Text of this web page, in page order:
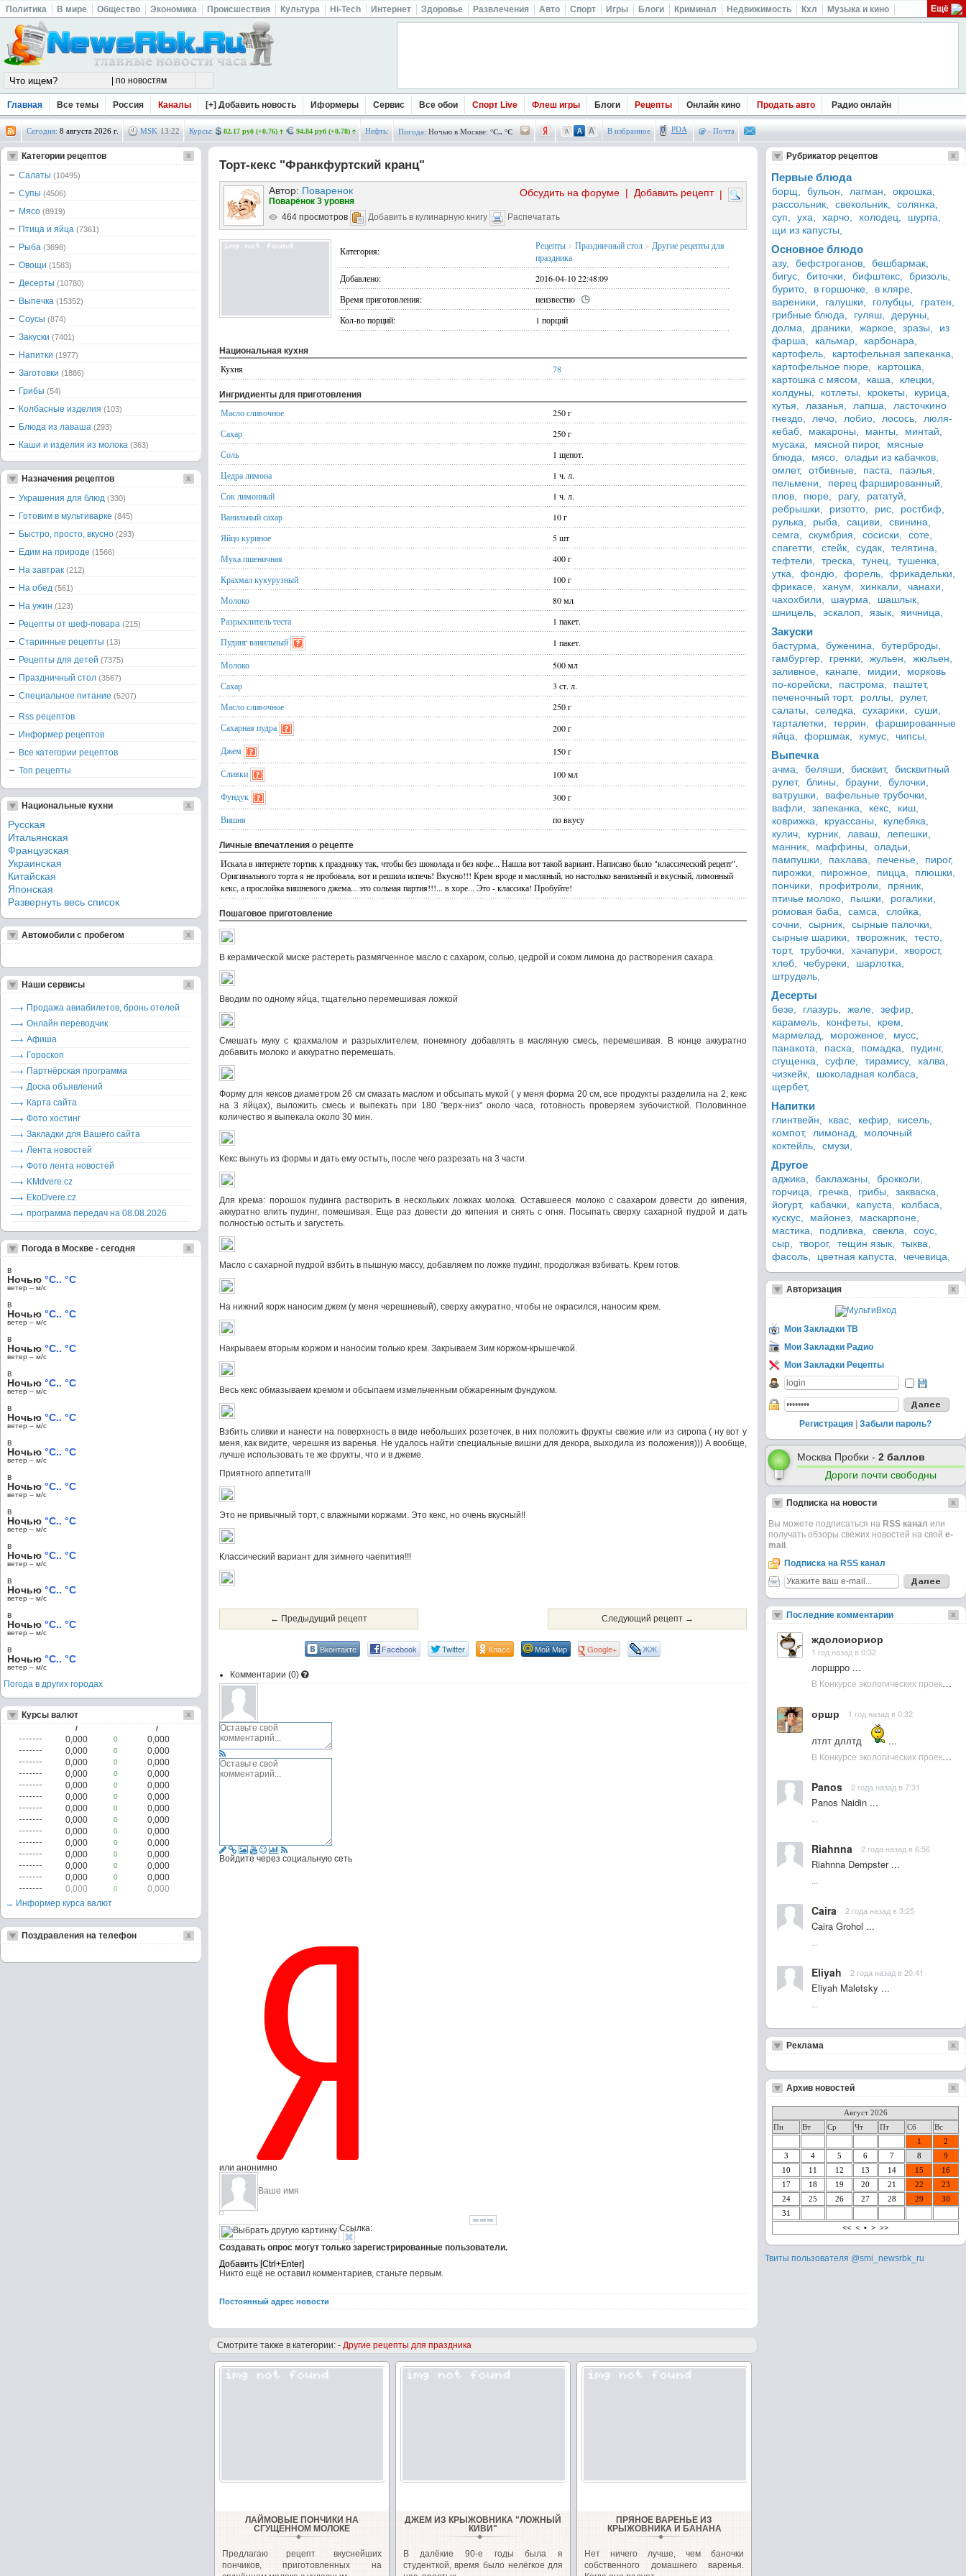
Политика В мире Общество Экономика Происшествия Культура Hi-Tech Интернет Здоровье Развлечения Авто Спорт Игры Блоги Криминал Недвижимость Кхл Музыка и кино Ещё
Главная Все темы Россия Каналы [+] Добавить новость Иформеры Сервис Все обои Спорт Live Флеш игры Блоги Рецепты Онлайн кино Продать авто Радио онлайн
Сегодня: 8 августа 2026 г. MSK 13:22 Курсы: 82.17 руб (+0.76) 94.84 руб (+0.78) Нефть: Погода: Ночью в Москве: °C.. °C В избранное PDA @ - Почта
Торт-кекс "Франкфуртский кранц"
Автор: Поваренок |
Добавить рецепт
|
Обсудить на форуме
Поварёнок 3 уровня
464 просмотров
Добавить в кулинарную книгу Распечатать
Категория: Рецепты > Праздничный стол > Другие рецепты для
праздника
Добавлено:
2016-04-10 22:48:09
Время приготовления:
неизвестно
Кол-во порций:
1 порций
Национальная кухня
Кухня 78
Ингридиенты для приготовления
Масло сливочное
250 г
Сахар
250 г
Соль
1 щепот.
Цедра лимона
1 ч. л.
Сок лимонный
1 ч. л.
Ванильный сахар
10 г
Яйцо куриное
5 шт
Мука пшеничная
400 г
Крахмал кукурузный
100 г
Молоко
80 мл
Разрыхлитель теста
1 пакет.
Пудинг ванильный
1 пакет.
Молоко
500 мл
Сахар
3 ст. л.
Масло сливочное
250 г
Сахарная пудра
200 г
Джем
150 г
Сливки
100 мл
Фундук
300 г
Вишня
по вкусу
Личные впечатления о рецепте
Искала в интернете тортик к празднику так, чтобы без шоколада и без кофе... Нашла вот такой вариант. Написано было "классический рецепт".
Оригинального торта я не пробовала, вот и решила испечь! Вкусно!!! Крем вроде и масляный, но настолько ванильный и вкусный, лимонный
кекс, а прослойка вишневого джема... это сольная партия!!!... в хоре... Это - классика! Пробуйте!
Пошаговое приготовление
В керамической миске растереть размягченное масло с сахаром, солью, цедрой и соком лимона до растворения сахара.
Вводим по одному яйца, тщательно перемешивая ложкой
Смешать муку с крахмалом и разрыхлителем, понемногу добавлять в масляную смесь, перемешивая. В конце аккуратно
добавить молоко и аккуратно перемешать.
Форму для кексов диаметром 26 см смазать маслом и обсыпать мукой ( у меня форма 20 см, все продукты разделила на 2, кекс
на 3 яйцах), выложить смесь и выпекать при 180 "верх-низ" около часа, готовность проверяем зубочисткой. Половинное
количество я выпекала около 30 мин.
Кекс вынуть из формы и дать ему остыть, после чего разрезать на 3 части.
Для крема: порошок пудинга растворить в нескольких ложках молока. Оставшееся молоко с саахаром довести до кипения,
аккуратно влить пудинг, помешивая. Еще раз довести до кипения и снять с огня. Посыпать сверху сахарной пудрой и дать
полностью остыть и загустеть.
Масло с сахарной пудрой взбить в пышную массу, добавляем по ложке пудинг, продолжая взбивать. Крем готов.
На нижний корж наносим джем (у меня черешневый), сверху аккуратно, чтобы не окрасился, наносим крем.
Накрываем вторым коржом и наносим только крем. Закрываем 3им коржом-крышечкой.
Весь кекс обмазываем кремом и обсыпаем измельченным обжаренным фундуком.
Взбить сливки и нанести на поверхность в виде небольших розеточек, в них положить фрукты свежие или из сиропа ( ну вот у
меня, как видите, черешня из варенья. Не удалось найти специальные вишни для декора, выходила из положения))) А вообще,
лучше использовать те же фрукты, что и в джеме.
Приятного аппетита!!!
Это не привычный торт, с влажными коржами. Это кекс, но очень вкусный!!
Классический вариант для зимнего чаепития!!!
← Предыдущий рецепт Следующий рецепт →
Вконтакте Facebook Twitter Класс Мой Мир Google+ ЖЖ
Комментарии (0)
Войдите через социальную сеть
или анонимно
Ссылка:
Создавать опрос могут только зарегистрированные пользователи.
Никто ещё не оставил комментариев, станьте первым.
Постоянный адрес новости
Смотрите также в категории: -Другие рецепты для праздника
ЛАЙМОВЫЕ ПОНЧИКИ НА
СГУЩЁННОМ МОЛОКЕ
Предлагаю рецепт вкуснейших
пончиков, приготовленных на
ДЖЕМ ИЗ КРЫЖОВНИКА "ЛОЖНЫЙ
КИВИ"
В далёкие 90-е годы была я
студенткой, время было нелёгкое для
ПРЯНОЕ ВАРЕНЬЕ ИЗ
КРЫЖОВНИКА И БАНАНА
Нет ничего лучше, чем баночки
собственного домашнего варенья.
Категории рецептов
Салаты (10495)
Супы (4506)
Мясо (8919)
Птица и яйца (7361)
Рыба (3698)
Овощи (1583)
Десерты (10780)
Выпечка (15352)
Соусы (874)
Закуски (7401)
Напитки (1977)
Заготовки (1886)
Грибы (54)
Колбасные изделия (103)
Блюда из лаваша (293)
Каши и изделия из молока (363)
Назначения рецептов
Украшения для блюд (330)
Готовим в мультиварке (845)
Быстро, просто, вкусно (293)
Едим на природе (1566)
На завтрак (212)
На обед (561)
На ужин (123)
Рецепты от шеф-повара (215)
Старинные рецепты (13)
Рецепты для детей (7375)
Праздничный стол (3567)
Специальное питание (5207)
Rss рецептов
Информер рецептов
Все категории рецептов
Топ рецепты
Национальные кухни
Русская
Итальянская
Французская
Украинская
Китайская
Японская
Развернуть весь список
Автомобили с пробегом
Наши сервисы
Продажа авиабилетов, бронь отелей
Онлайн переводчик
Афиша
Гороскоп
Партнёрская программа
Доска объявлений
Карта сайта
Фото хостинг
Закладки для Вашего сайта
Лента новостей
Фото лента новостей
KMdvere.cz
EkoDvere.cz
программа передач на 08.08.2026
Погода в Москве - сегодня
в
Ночью °C.. °C
ветер – м/c
в
Ночью °C.. °C
ветер – м/c
в
Ночью °C.. °C
ветер – м/c
в
Ночью °C.. °C
ветер – м/c
в
Ночью °C.. °C
ветер – м/c
в
Ночью °C.. °C
ветер – м/c
в
Ночью °C.. °C
ветер – м/c
в
Ночью °C.. °C
ветер – м/c
в
Ночью °C.. °C
ветер – м/c
в
Ночью °C.. °C
ветер – м/c
в
Ночью °C.. °C
ветер – м/c
в
Ночью °C.. °C
ветер – м/c
Погода в других городах
Курсы валют
/ /
0,000 0
0,000
0,000
0
0,000
0,000
0
0,000
0,000
0
0,000
0,000
0
0,000
0,000
0
0,000
0,000
0
0,000
0,000
0
0,000
0,000
0
0,000
0,000
0
0,000
0,000
0
0,000
0,000
0
0,000
0,000
0
0,000
0,000
0
0,000
→ Информер курса валют
Поздравления на телефон
Рубрикатор рецептов
Первые блюда
борщ, бульон, лагман,
окрошка,
рассольник,
свекольник,
солянка,
суп,
уха, харчо, холодец,
шурпа,
щи из капусты,
Основное блюдо
азу, бефстроганов,
бешбармак,
бигус,
биточки, бифштекс,
бризоль,
бурито,
в горшочке,
в кляре,
вареники,
галушки, голубцы,
гратен,
грибные блюда,
гуляш,
деруны,
долма,
драники, жаркое, зразы,
из
фарша,
кальмар,
карбонара,
картофель,
картофельная запеканка,
картофельное пюре,
картошка,
картошка с мясом,
каша,
клецки,
колдуны,
котлеты, крокеты,
курица,
кутья,
лазанья, лапша,
ласточкино
гнездо,
лечо, лобио, лосось,
люля-
кебаб,
макароны, манты,
минтай,
мусака,
мясной пирог,
мясные
блюда,
мясо,
оладьи из кабачков,
омлет,
отбивные, паста,
паэлья,
пельмени,
перец фаршированный,
плов,
пюре, рагу,
рататуй,
ребрышки,
ризотто, рис,
ростбиф,
рулька,
рыба, сациви,
свинина,
семга,
скумбрия, сосиски,
соте,
спагетти,
стейк, судак,
телятина,
тефтели,
треска, тунец,
тушенка,
утка,
фондю, форель,
фрикадельки,
фрикасе,
ханум, хинкали,
чанахи,
чахохбили,
шаурма,
шашлык,
шницель,
эскалоп, язык, яичница,
Закуски
бастурма, буженина,
бутерброды,
гамбургер,
гренки, жульен,
жюльен,
заливное,
канапе, мидии,
морковь
по-корейски,
пастрома,
паштет,
печеночный торт,
роллы,
рулет,
салаты,
селедка, сухарики,
суши,
тарталетки,
террин,
фаршированные
яйца,
форшмак, хумус, чипсы,
Выпечка
ачма, беляши, бисквит,
бисквитный
рулет,
блины, брауни,
булочки,
ватрушки,
вафельные трубочки,
вафли,
запеканка, кекс,
киш,
коврижка,
круассаны,
кулебяка,
кулич,
курник, лаваш,
лепешки,
манник,
маффины,
оладьи,
пампушки,
пахлава, печенье,
пирог,
пирожки,
пирожное, пицца,
плюшки,
пончики,
профитроли,
пряник,
птичье молоко,
пышки,
рогалики,
ромовая баба,
самса,
слойка,
сочни,
сырник,
сырные палочки,
сырные шарики,
творожник,
тесто,
торт,
трубочки, хачапури,
хворост,
хлеб,
чебуреки,
шарлотка,
штрудель,
Десерты
безе, глазурь, желе,
зефир,
карамель,
конфеты,
крем,
мармелад,
мороженое,
мусс,
панакота,
пасха, помадка,
пудинг,
сгущенка,
суфле, тирамису,
халва,
чизкейк,
шоколадная колбаса,
щербет,
Напитки
глинтвейн, квас, кефир,
кисель,
компот,
лимонад,
молочный
коктейль,
смузи,
Другое
аджика, баклажаны,
брокколи,
горчица,
гречка, грибы,
закваска,
йогурт,
кабачки, капуста,
колбаса,
кускус,
майонез,
маскарпоне,
мастика,
подливка, свекла,
соус,
сыр,
творог, тещин язык,
тыква,
фасоль,
цветная капуста, чечевица,
Авторизация
Мои Закладки ТВ
Мои Закладки Радио
Мои Закладки Рецепты
Регистрация Забыли пароль?
Москва Пробки - 2 баллов
Дороги почти свободны
Подписка на новости
Вы можете подписаться на RSS канал или
получать обзоры свежих новостей на свой e-
mail .
Подписка на RSS канал
Последние комментарии
ждолоиориор
1 год назад в 0:32
лоршрро ...
В Конкурсе экологических проектов в Подмосковье активно участвовала молодежь :: NewsRbk.ru...
оршр 1 год назад в 0:32
лтлт дллтд
...
В Конкурсе экологических проектов в Подмосковье активно участвовала молодежь :: NewsRbk.ru...
Panos 2 года назад в 7:31
Panos Naidin ...
Riahnna 2 года назад в 6:56
Riahnna Dempster ...
Caira 2 года назад в 3:25
Caira Grohol ...
Eliyah 2 года назад в 20:41
Eliyah Maletsky ...
Реклама
Архив новостей
Август 2026
Пн
Вт Ср Чт Пт Сб
Вс
1
2
3
4 5 6 7 8
9
10
11 12 13 14 15
16
17
18 19 20 21 22
23
24
25 26 27 28 29
30
31
<< < • > >>
Твиты пользователя @smi_newsrbk_ru